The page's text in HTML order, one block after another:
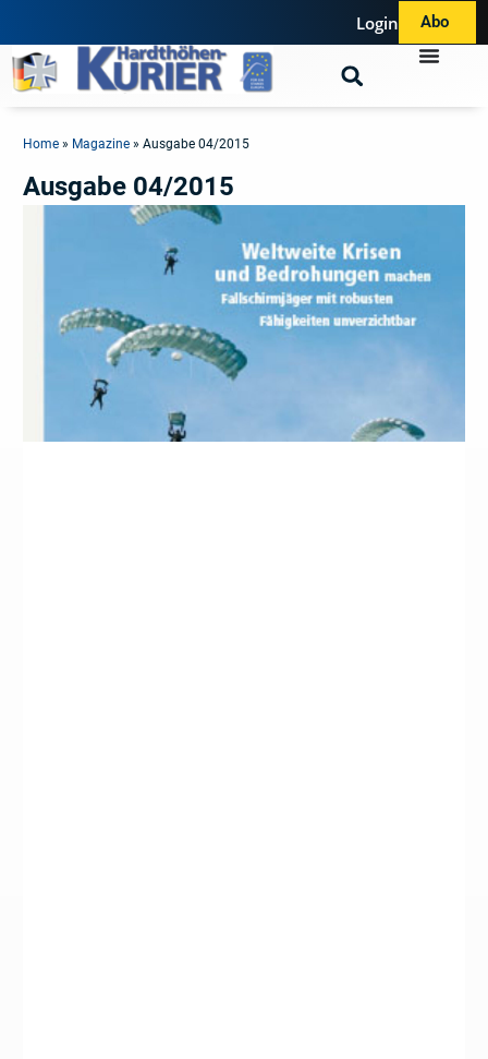
Login Abo
Home » Magazine »Ausgabe 04/2015
Ausgabe 04/2015